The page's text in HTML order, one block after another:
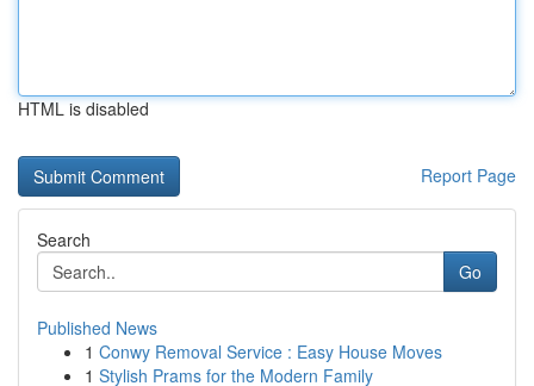
HTML is disabled
Report Page
Search
Go
Published News
1 Conwy Removal Service : Easy House Moves
1 Stylish Prams for the Modern Family